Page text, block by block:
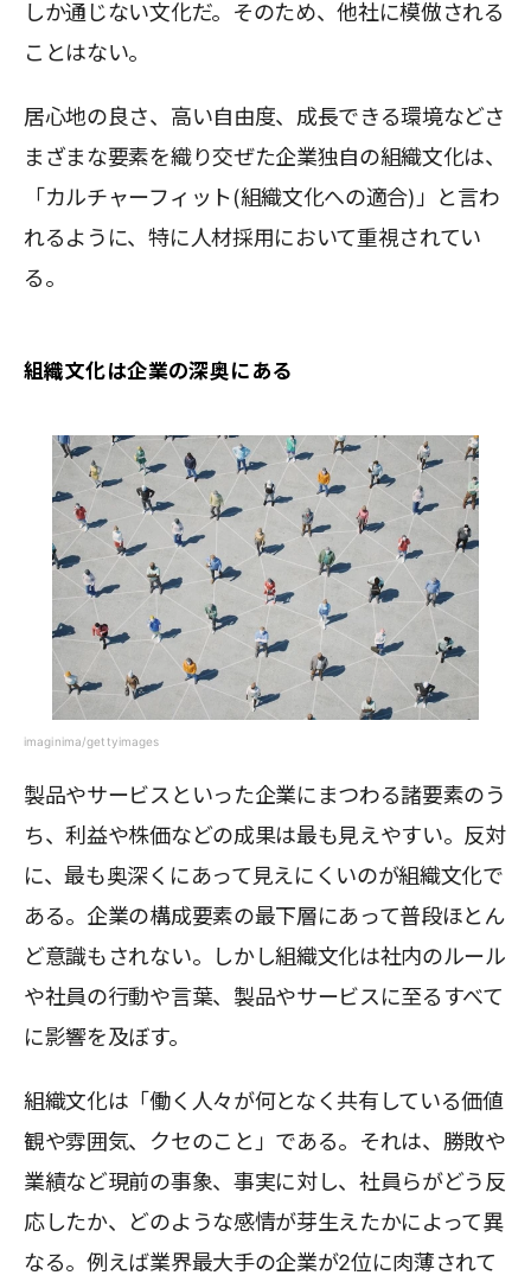
しか通じない文化だ。そのため、他社に模倣される
ことはない。
居心地の良さ、高い自由度、成長できる環境などさ
まざまな要素を織り交ぜた企業独自の組織文化は、
「カルチャーフィット(組織文化への適合)」と言わ
れるように、特に人材採用において重視されてい
る。
組織文化は企業の深奥にある
imaginima/gettyimages
製品やサービスといった企業にまつわる諸要素のう
ち、利益や株価などの成果は最も見えやすい。反対
に、最も奥深くにあって見えにくいのが組織文化で
ある。企業の構成要素の最下層にあって普段ほとん
ど意識もされない。しかし組織文化は社内のルール
や社員の行動や言葉、製品やサービスに至るすべて
に影響を及ぼす。
組織文化は「働く人々が何となく共有している価値
観や雰囲気、クセのこと」である。それは、勝敗や
業績など現前の事象、事実に対し、社員らがどう反
応したか、どのような感情が芽生えたかによって異
なる。例えば業界最大手の企業が2位に肉薄されて